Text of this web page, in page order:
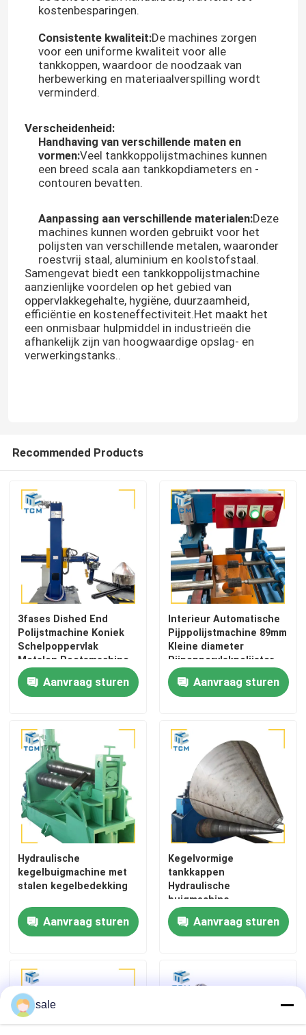
Producten
Fabriekstocht
Neem contact met ons op
Nieuws
Gevallen
Machine voor het polijsten van het eind van de schaal
CNC Oppoetsende Machine
Automatische buispoelmachine
Draadpoetsmachine
Blad Oppoetsende Machine
Automatische polijstmachine met stalen elleboog
Laspoelmachine
Kegelbuigmachine
Oppoetsende verbruiksgoederen
lassenmachines
kostenbesparingen.
Consistente kwaliteit:De machines zorgen
voor een uniforme kwaliteit voor alle
tankkoppen, waardoor de noodzaak van
herbewerking en materiaalverspilling wordt
verminderd.
Verscheidenheid:
Handhaving van verschillende maten en
vormen:Veel tankkoppolijstmachines kunnen
een breed scala aan tankkopdiameters en -
contouren bevatten.
Aanpassing aan verschillende materialen:Deze
machines kunnen worden gebruikt voor het
polijsten van verschillende metalen, waaronder
roestvrij staal, aluminium en koolstofstaal.
Samengevat biedt een tankkoppolijstmachine
aanzienlijke voordelen op het gebied van
oppervlakkegehalte, hygiëne, duurzaamheid,
efficiëntie en kosteneffectiviteit.Het maakt het
een onmisbaar hulpmiddel in industrieën die
afhankelijk zijn van hoogwaardige opslag- en
verwerkingstanks..
Recommended Products
3fases Dished End
Polijstmachine Koniek
Schelpoppervlak
Metalen Poetsmachine
Aanvraag sturen
Interieur Automatische
Pijppolijstmachine 89mm
Kleine diameter
Pijpoppervlakpolijster
Aanvraag sturen
Hydraulische
kegelbuigmachine met
stalen kegelbedekking
Aanvraag sturen
Kegelvormige
tankkappen
Hydraulische
buigmachine
Kegelmachine 12 mm
Aanvraag sturen
sale